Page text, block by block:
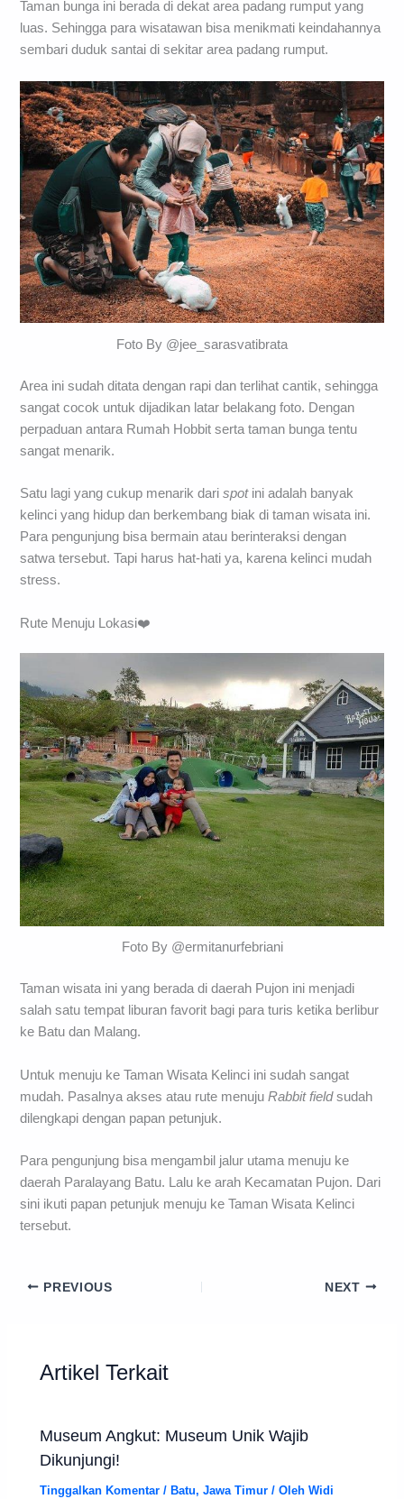
Taman bunga ini berada di dekat area padang rumput yang
luas. Sehingga para wisatawan bisa menikmati keindahannya
sembari duduk santai di sekitar area padang rumput.
Foto By @jee_sarasvatibrata
Area ini sudah ditata dengan rapi dan terlihat cantik, sehingga
sangat cocok untuk dijadikan latar belakang foto. Dengan
perpaduan antara Rumah Hobbit serta taman bunga tentu
sangat menarik.
Satu lagi yang cukup menarik darispotini adalah banyak
kelinci yang hidup dan berkembang biak di taman wisata ini.
Para pengunjung bisa bermain atau berinteraksi dengan
satwa tersebut. Tapi harus hat-hati ya, karena kelinci mudah
stress.
Rute Menuju Lokasi❤️
Foto By @ermitanurfebriani
Taman wisata ini yang berada di daerah Pujon ini menjadi
salah satu tempat liburan favorit bagi para turis ketika berlibur
ke Batu dan Malang.
Untuk menuju ke Taman Wisata Kelinci ini sudah sangat
mudah. Pasalnya akses atau rute menujuRabbit fieldsudah
dilengkapi dengan papan petunjuk.
Para pengunjung bisa mengambil jalur utama menuju ke
daerah Paralayang Batu. Lalu ke arah Kecamatan Pujon. Dari
sini ikuti papan petunjuk menuju ke Taman Wisata Kelinci
tersebut.
PREVIOUS NEXT
Artikel Terkait
Museum Angkut: Museum Unik Wajib
Dikunjungi!
Tinggalkan Komentar / Batu,Jawa Timur / OlehWidi